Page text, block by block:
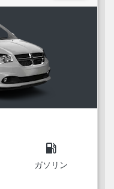
local_gas_station
ガソリン